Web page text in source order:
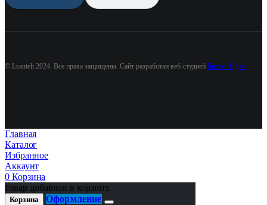
© Lsanteh 2024. Все права защищены. Сайт разработан веб-студией Бизнес Идея
Главная
Каталог
Избранное
Аккаунт
0 Корзина
товар добавлен в корзину.
Корзина Оформление